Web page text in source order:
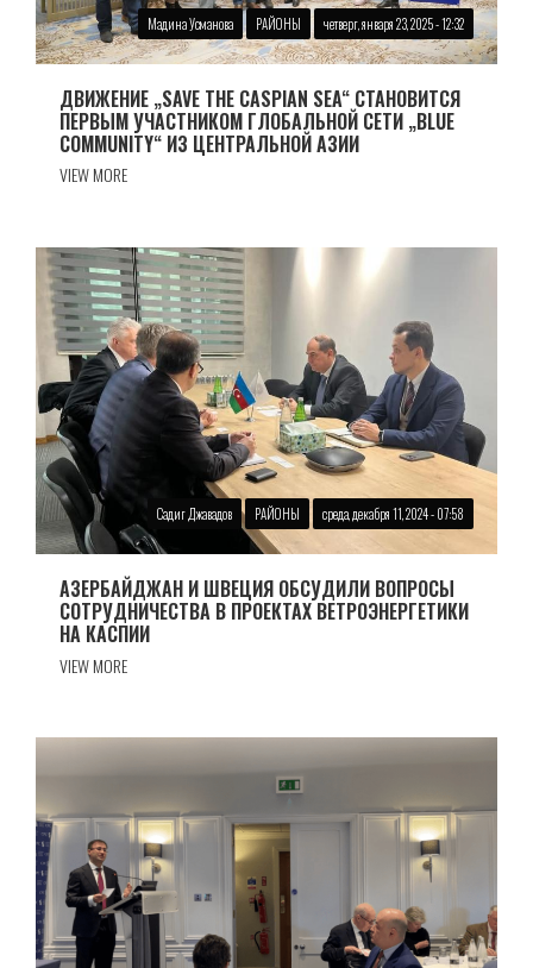
Мадина Усманова РАЙОНЫ четверг, января 23, 2025 - 12:32
ДВИЖЕНИЕ „SAVE THE CASPIAN SEA“ СТАНОВИТСЯ
ПЕРВЫМ УЧАСТНИКОМ ГЛОБАЛЬНОЙ СЕТИ „BLUE
COMMUNITY“ ИЗ ЦЕНТРАЛЬНОЙ АЗИИ
VIEW MORE
Садиг Джавадов РАЙОНЫ среда, декабря 11, 2024 - 07:58
АЗЕРБАЙДЖАН И ШВЕЦИЯ ОБСУДИЛИ ВОПРОСЫ
СОТРУДНИЧЕСТВА В ПРОЕКТАХ ВЕТРОЭНЕРГЕТИКИ
НА КАСПИИ
VIEW MORE